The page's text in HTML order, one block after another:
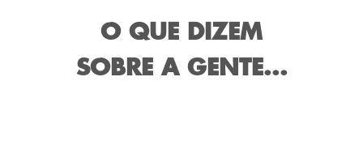
O QUE DIZEM
SOBRE A GENTE...